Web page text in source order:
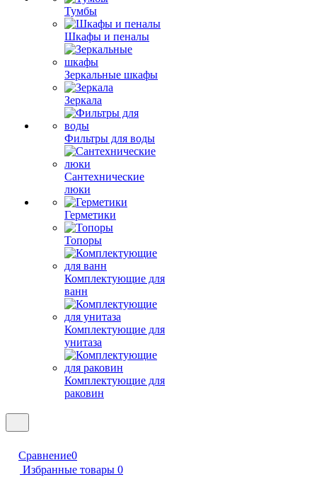
Тумбы
Шкафы и пеналы
Зеркальные шкафы
Зеркала
Фильтры для воды
Сантехнические
люки
Герметики
Топоры
Комплектующие для
ванн
Комплектующие для
унитаза
Комплектующие для
раковин
Сравнение0
Избранные товары 0